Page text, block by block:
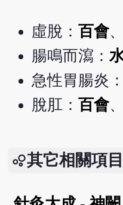
虛脫： 百會
腸鳴而瀉：
急性胃腸炎：
脫肛： 百會
其它相關項目